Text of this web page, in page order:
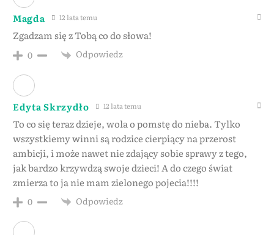
Magda 12 lata temu
Zgadzam się z Tobą co do słowa!
0 Odpowiedz
Edyta Skrzydło 12 lata temu
To co się teraz dzieje, wola o pomstę do nieba. Tylko
wszystkiemy winni są rodzice cierpiący na przerost
ambicji, i może nawet nie zdający sobie sprawy z tego,
jak bardzo krzywdzą swoje dzieci! A do czego świat
zmierza to ja nie mam zielonego pojecia!!!!
0 Odpowiedz